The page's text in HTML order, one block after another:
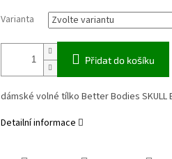
Varianta
Přidat do košíku
dámské volné tílko Better Bodies SKULL
Detailní informace